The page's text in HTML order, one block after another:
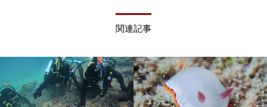
関連記事